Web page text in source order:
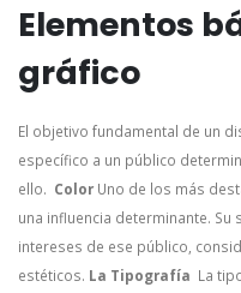
Elementos
gráfico
El objetivo fundamental de un
específico a un público
ello. Color Uno de los más
una influencia determinante.
intereses de ese público,
estéticos. La Tipografía La